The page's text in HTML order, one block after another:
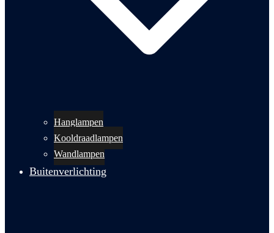
Hanglampen
Kooldraadlampen
Wandlampen
Buitenverlichting